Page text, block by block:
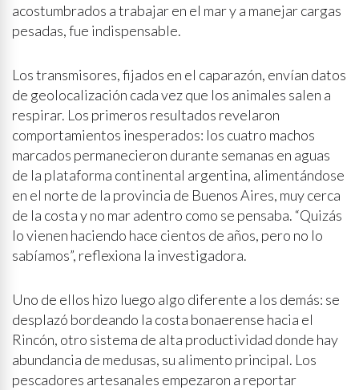
acostumbrados a trabajar en el mar y a manejar cargas
pesadas, fue indispensable.
Los transmisores, fijados en el caparazón, envían datos
de geolocalización cada vez que los animales salen a
respirar. Los primeros resultados revelaron
comportamientos inesperados: los cuatro machos
marcados permanecieron durante semanas en aguas
de la plataforma continental argentina, alimentándose
en el norte de la provincia de Buenos Aires, muy cerca
de la costa y no mar adentro como se pensaba. “Quizás
lo vienen haciendo hace cientos de años, pero no lo
sabíamos”, reflexiona la investigadora.
Uno de ellos hizo luego algo diferente a los demás: se
desplazó bordeando la costa bonaerense hacia el
Rincón, otro sistema de alta productividad donde hay
abundancia de medusas, su alimento principal. Los
pescadores artesanales empezaron a reportar